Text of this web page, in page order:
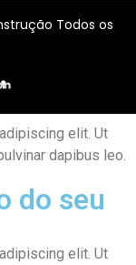
Todos os
elit. Ut
dapibus leo.
do seu
elit. Ut